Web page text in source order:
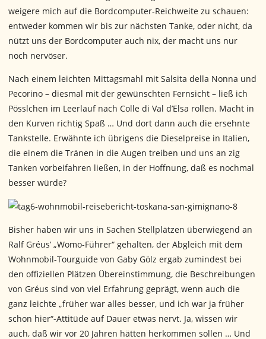
weigere mich auf die Bordcomputer-Reichweite zu schauen:
entweder kommen wir bis zur nächsten Tanke, oder nicht, da
nützt uns der Bordcomputer auch nix, der macht uns nur
noch nervöser.
Nach einem leichten Mittagsmahl mit Salsita della Nonna und
Pecorino – diesmal mit der gewünschten Fernsicht – ließ ich
Pösslchen im Leerlauf nach Colle di Val d’Elsa rollen. Macht in
den Kurven richtig Spaß … Und dort dann auch die ersehnte
Tankstelle. Erwähnte ich übrigens die Dieselpreise in Italien,
die einem die Tränen in die Augen treiben und uns an zig
Tanken vorbeifahren ließen, in der Hoffnung, daß es nochmal
besser würde?
Bisher haben wir uns in Sachen Stellplätzen überwiegend an
Ralf Gréus’ „Womo-Führer“ gehalten, der Abgleich mit dem
Wohnmobil-Tourguide von Gaby Gölz ergab zumindest bei
den offiziellen Plätzen Übereinstimmung, die Beschreibungen
von Gréus sind von viel Erfahrung geprägt, wenn auch die
ganz leichte „früher war alles besser, und ich war ja früher
schon hier“-Attitüde auf Dauer etwas nervt. Ja, wissen wir
auch, daß wir vor 20 Jahren hätten herkommen sollen … Und